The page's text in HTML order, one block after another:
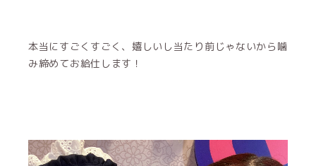
本当にすごくすごく、嬉しいし当たり前じゃないから噛
み締めてお給仕します！